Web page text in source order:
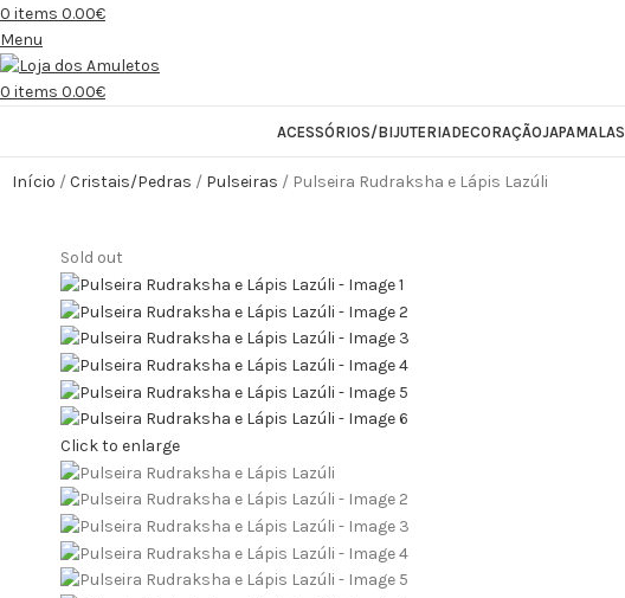
0 items 0.00€
Menu
0 items 0.00€
ACESSÓRIOS/BIJUTERIADECORAÇÃOJAPAMALAS
Início Cristais/Pedras Pulseiras
Pulseira Rudraksha e Lápis Lazúli
Sold out
Click to enlarge